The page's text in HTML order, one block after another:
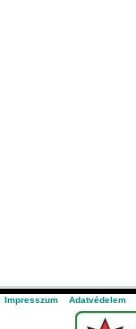
Impresszum Adatvédelem